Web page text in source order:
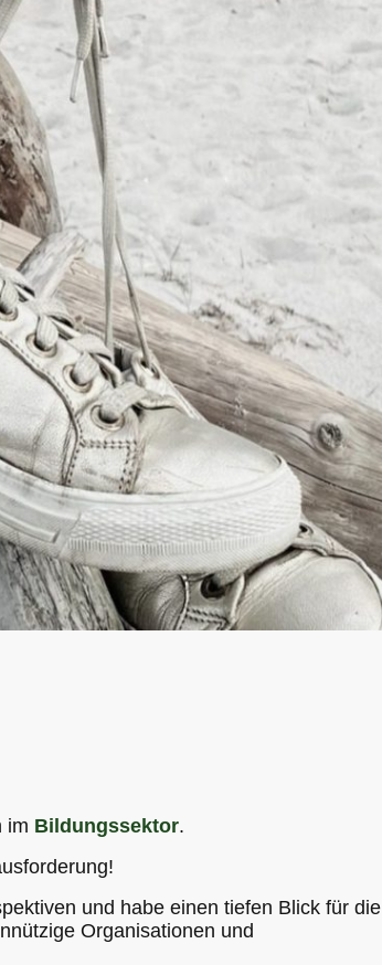
im Bildungssektor.
und habe einen tiefen Blick für die
Organisationen und